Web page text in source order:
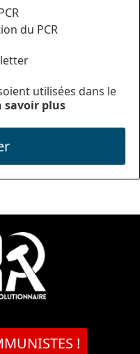
du PCR
utilisées dans le
savoir plus
!